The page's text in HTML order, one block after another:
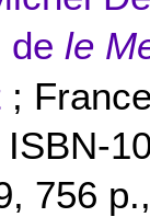
dele
;
ISBN-
, 756